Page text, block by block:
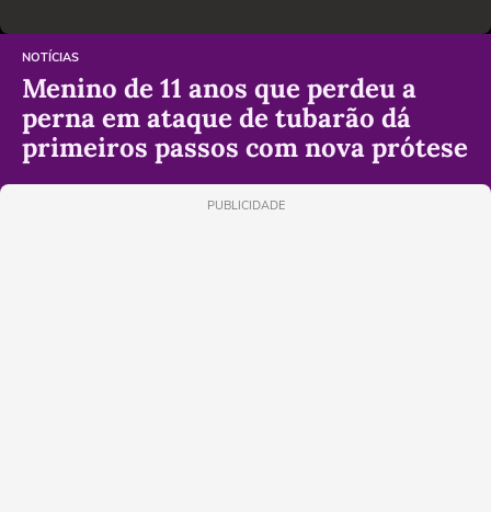
NOTÍCIAS
Menino de 11 anos que perdeu a
perna em ataque de tubarão dá
primeiros passos com nova prótese
PUBLICIDADE